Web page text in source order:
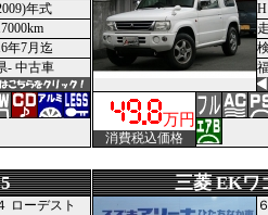
年式
年7月迄
- 中古車
万円
消費税込価格
ローデスト
三菱 EKワ